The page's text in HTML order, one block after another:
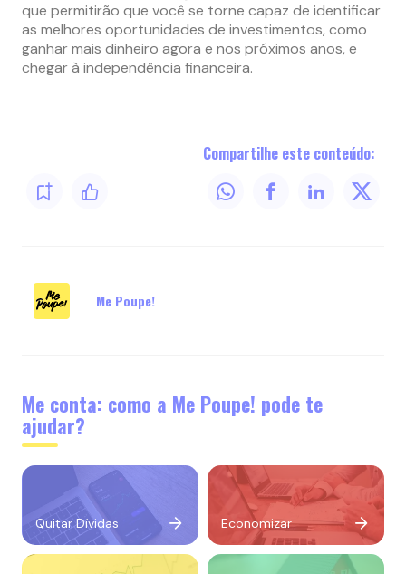
que permitirão que você se torne capaz de identificar
as melhores oportunidades de investimentos, como
ganhar mais dinheiro agora e nos próximos anos, e
chegar à independência financeira.
Compartilhe este conteúdo:
Me Poupe!
Me conta: como a Me Poupe! pode te
ajudar?
Quitar Dívidas Economizar